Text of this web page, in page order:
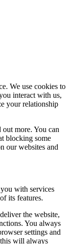
We use cookies to
interact with us,
your relationship
more. You can
blocking some
our websites and
with services
its features.
the website,
You always
settings and
will always